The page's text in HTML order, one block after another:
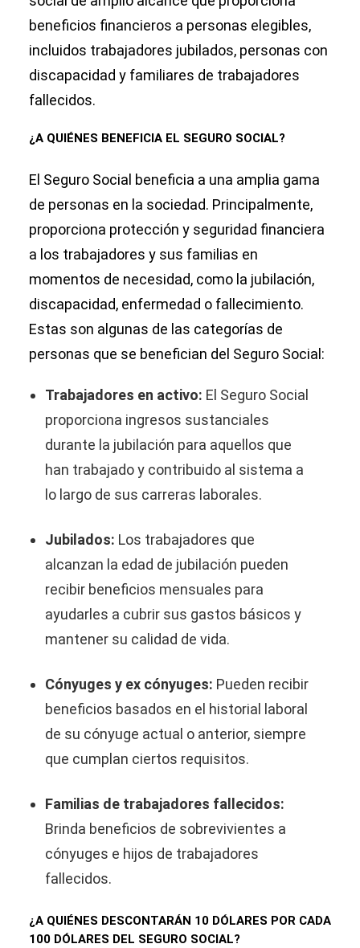
beneficios financieros a personas elegibles,
incluidos trabajadores jubilados, personas con
discapacidad y familiares de trabajadores
fallecidos.
¿A QUIÉNES BENEFICIA EL SEGURO SOCIAL?
El Seguro Social beneficia a una amplia gama
de personas en la sociedad. Principalmente,
proporciona protección y seguridad financiera
a los trabajadores y sus familias en
momentos de necesidad, como la jubilación,
discapacidad, enfermedad o fallecimiento.
Estas son algunas de las categorías de
personas que se benefician del Seguro Social:
Trabajadores en activo: El Seguro Social
proporciona ingresos sustanciales
durante la jubilación para aquellos que
han trabajado y contribuido al sistema a
lo largo de sus carreras laborales.
Jubilados: Los trabajadores que
alcanzan la edad de jubilación pueden
recibir beneficios mensuales para
ayudarles a cubrir sus gastos básicos y
mantener su calidad de vida.
Cónyuges y ex cónyuges: Pueden recibir
beneficios basados en el historial laboral
de su cónyuge actual o anterior, siempre
que cumplan ciertos requisitos.
Familias de trabajadores fallecidos:
Brinda beneficios de sobrevivientes a
cónyuges e hijos de trabajadores
fallecidos.
¿A QUIÉNES DESCONTARÁN 10 DÓLARES POR CADA
100 DÓLARES DEL SEGURO SOCIAL?